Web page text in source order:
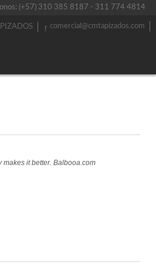
(+57) 310 385 8187 - 311 774 4814
comercial@cmtapizados.com
makes it better. Balbooa.com